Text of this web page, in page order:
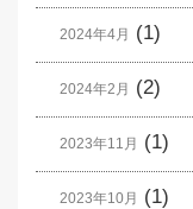
2024年4月 (1)
2024年2月 (2)
2023年11月 (1)
2023年10月 (1)